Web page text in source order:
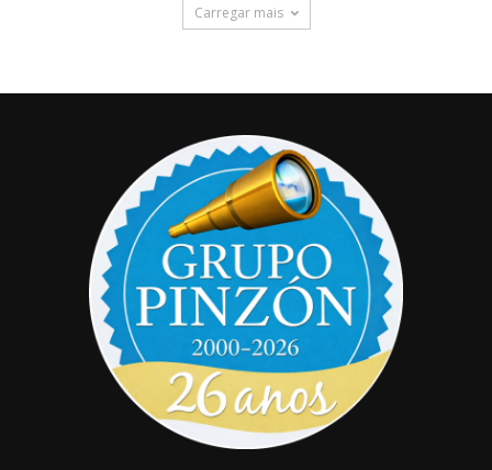
Carregar mais